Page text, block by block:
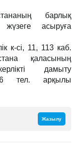
барлық
жүзеге асыруға
к-сі, 11, 113 каб.
қаласының
дамыту
тел. арқылы
Жазылу